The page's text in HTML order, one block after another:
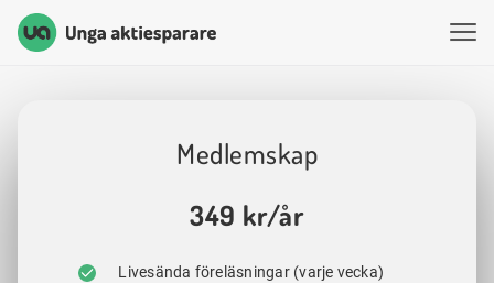
Unga Aktiesparare
Medlemskap
349 kr/år
Livesända föreläsningar (varje vecka)